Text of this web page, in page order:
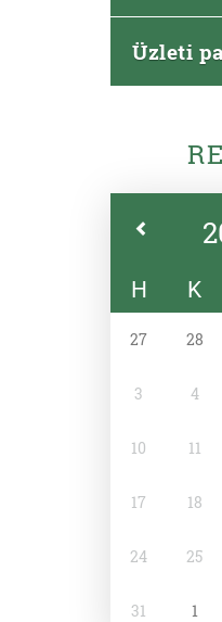
Üzleti
H K
27 28
3 4
10 11
17 18
24 25
31 1